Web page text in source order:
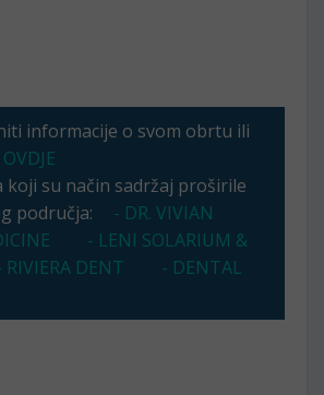
informacije o svom obrtu ili
OVDJE
koji su način sadržaj proširile
područja:
- DR. VIVIAN
- LENI SOLARIUM &
RIVIERA DENT
- DENTAL